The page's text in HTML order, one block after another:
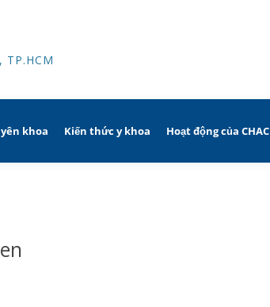
khoa
loạn giấc ngủ
Kiến thức y khoa Hoạt động của CHAC